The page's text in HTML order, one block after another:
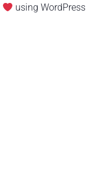
using WordPress